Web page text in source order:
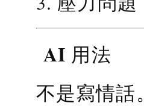
AI 用法
不是寫情話。